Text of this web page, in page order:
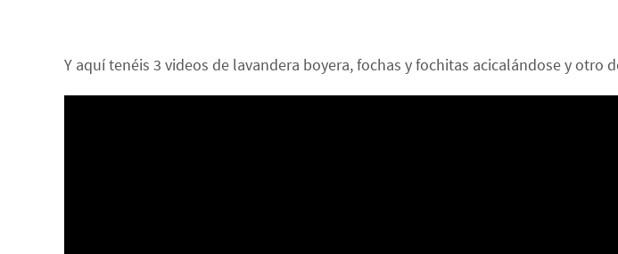
Y aquí tenéis 3 videos de lavandera boyera, fochas y fochitas acicalándose y